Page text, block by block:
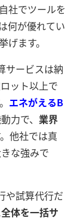
社でツールを
何が優れてい
ます。
サービスは納
ット以上で
エネがえるB
力で、 業界
他社では真
な強みで
や試算代行だ
体を一括サ